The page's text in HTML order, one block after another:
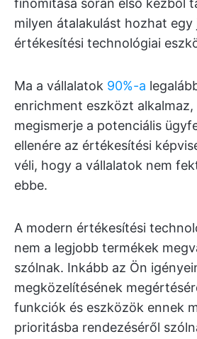
finomítása során első kézből
milyen átalakulást hozhat
értékesítési technológiai
Ma a vállalatok 90%-a
enrichment eszközt
megismerje a potenciális
ellenére az értékesítési
véli, hogy a vállalatok nem
ebbe.
A modern értékesítési
nem a legjobb termékek
szólnak. Inkább az Ön
megközelítésének
funkciók és eszközök ennek
prioritásba rendezéséről